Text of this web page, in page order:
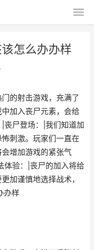
怎么办办样
的射击游戏，充满了
加入丧尸元素，会给
丧尸登场：|我们知道加
刺激。玩家们一直在
增加游戏的紧张气
体验：|丧尸的加入将给
加谨慎地选择战术，
办样